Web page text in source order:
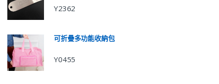
Y2362
可折疊多功能收納包
Y0455